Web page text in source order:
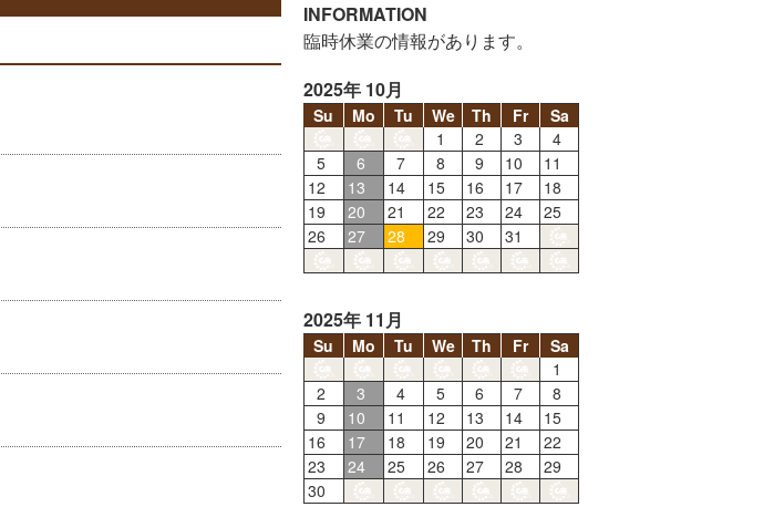
INFORMATION
臨時休業の情報があります。
2025年 10月
Su Mo Tu We Th Fr
Sa
1
2 3
4
5
6 7 8 9 10
11
12
13 14 15 16 17
18
19
20 21 22 23 24
25
26
27 28 29 30 31
2025年 11月
Su Mo Tu We Th Fr
Sa
1
2
3 4 5 6 7
8
9
10 11 12 13 14
15
16
17 18 19 20 21
22
23
24 25 26 27 28
29
30